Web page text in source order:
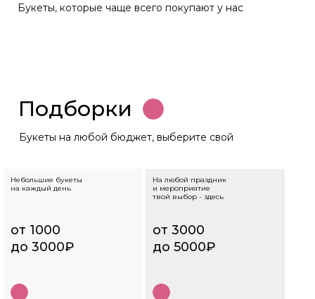
Букеты, которые чаще всего покупают у нас
Букеты на любой бюджет, выберите свой
Подборки
от 3000
до 5000₽
от 1000
до 3000₽
На любой праздник
и мероприятие
твой выбор - здесь
Небольшие букеты
на каждый день